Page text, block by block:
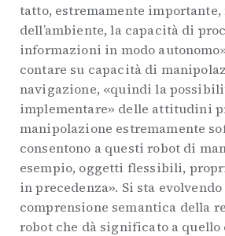
tatto, estremamente
dell’ambiente, la capacità di
informazioni in modo
contare su capacità di
navigazione, «quindi la
implementare» delle attitudini
manipolazione estremamente
consentono a questi robot di
esempio, oggetti flessibili,
in precedenza». Si sta
comprensione semantica della
robot che dà significato a quello